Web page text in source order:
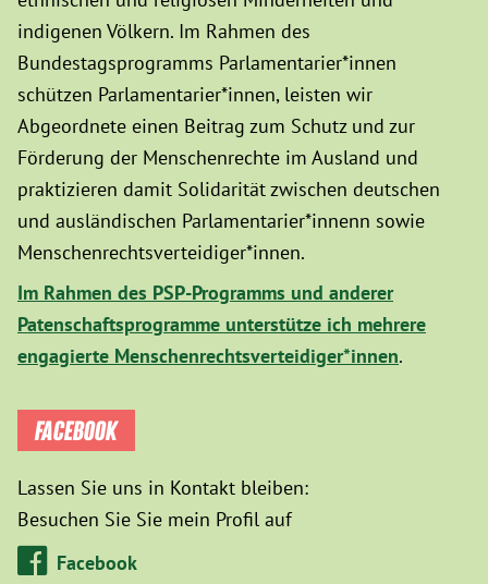
indigenen Völkern. Im Rahmen des
Bundestagsprogramms Parlamentarier*innen
schützen Parlamentarier*innen, leisten wir
Abgeordnete einen Beitrag zum Schutz und zur
Förderung der Menschenrechte im Ausland und
praktizieren damit Solidarität zwischen deutschen
und ausländischen Parlamentarier*innenn sowie
Menschenrechtsverteidiger*innen.
Im Rahmen des PSP-Programms und anderer
Patenschaftsprogramme unterstütze ich mehrere
engagierte Menschenrechtsverteidiger*innen.
FACEBOOK
Lassen Sie uns in Kontakt bleiben:
Besuchen Sie Sie mein Profil auf
Facebook